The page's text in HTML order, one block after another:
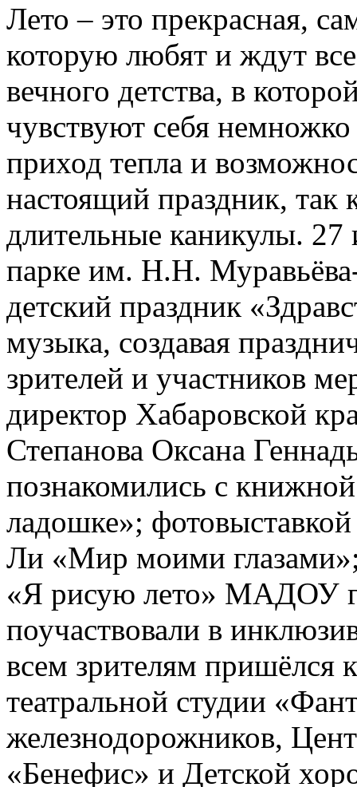
Лето – это прекрасная,
которую любят и ждут
вечного детства, в
чувствуют себя
приход тепла и
настоящий праздник, так
длительные каникулы.
парке им. Н.Н.
детский праздник
музыка, создавая
зрителей и участников
директор Хабаровской
Степанова Оксана
познакомились с
ладошке»;
Ли «Мир моими глазами»;
«Я рисую лето» МАДОУ
поучаствовали в
всем зрителям пришёлся
театральной студии
железнодорожников,
«Бенефис» и Детской